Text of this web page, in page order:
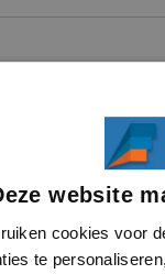
© Plintenstunter 2026
website
cookies voor
te